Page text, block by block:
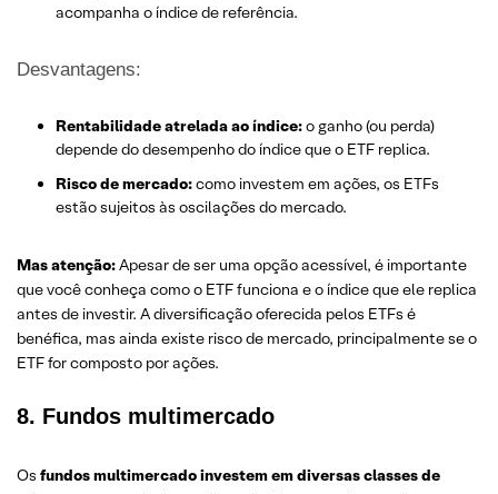
acompanha o índice de referência.
Desvantagens:
Rentabilidade atrelada ao índice:o ganho (ou perda)
depende do desempenho do índice que o ETF replica.
Risco de mercado:como investem em ações, os ETFs
estão sujeitos às oscilações do mercado.
Mas atenção:Apesar de ser uma opção acessível, é importante
que você conheça como o ETF funciona e o índice que ele replica
antes de investir. A diversificação oferecida pelos ETFs é
benéfica, mas ainda existe risco de mercado, principalmente se o
ETF for composto por ações.
8. Fundos multimercado
Os fundos multimercado investem em diversas classes de